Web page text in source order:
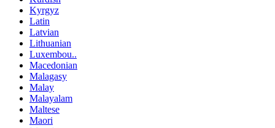
Kyrgyz
Latin
Latvian
Lithuanian
Luxembou..
Macedonian
Malagasy
Malay
Malayalam
Maltese
Maori